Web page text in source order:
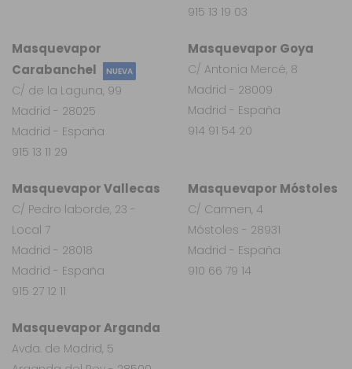
Masquevapor Arganda
Avda. de Madrid, 5
Masquevapor
Carabanchel
NUEVA
C/ de la Laguna, 99
Madrid - 28025
Madrid - España
915 13 11 29
Masquevapor Vallecas
C/ Pedro laborde, 23 -
Local 7
Madrid - 28018
Madrid - España
915 27 12 11
Masquevapor Móstoles
C/ Carmen, 4
Móstoles - 28931
Madrid - España
910 66 79 14
Masquevapor Goya
C/ Antonia Mercé, 8
Madrid - 28009
Madrid - España
914 91 54 20
915 13 19 03